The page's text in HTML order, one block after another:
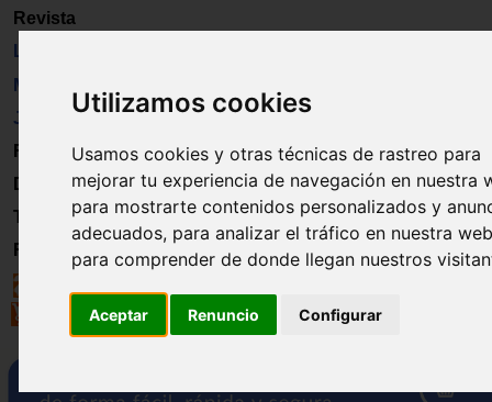
Utilizamos cookies
Usamos cookies y otras técnicas de rastreo para
mejorar tu experiencia de navegación en nuestra
para mostrarte contenidos personalizados y
adecuados, para analizar el tráfico en nuestra
para comprender de donde llegan nuestros
Aceptar Renuncio Configurar
Revista
Libros
Material
Juguetes
Formación
Directorio
Trabajo
Registro